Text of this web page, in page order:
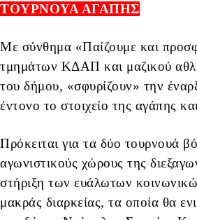
ΤΟΥΡΝΟΥΑ ΑΓΑΠΗΣ
Με σύνθημα «Παίζουμε και
τμημάτων ΚΔΑΠ και μαζικού
του δήμου, «σφυρίζουν» την
έντονο το στοιχείο της αγάπης
Πρόκειται για τα δύο τουρνουά
αγωνιστικούς χώρους της
στήριξη των ευάλωτων
μακράς διαρκείας, τα οποία θα